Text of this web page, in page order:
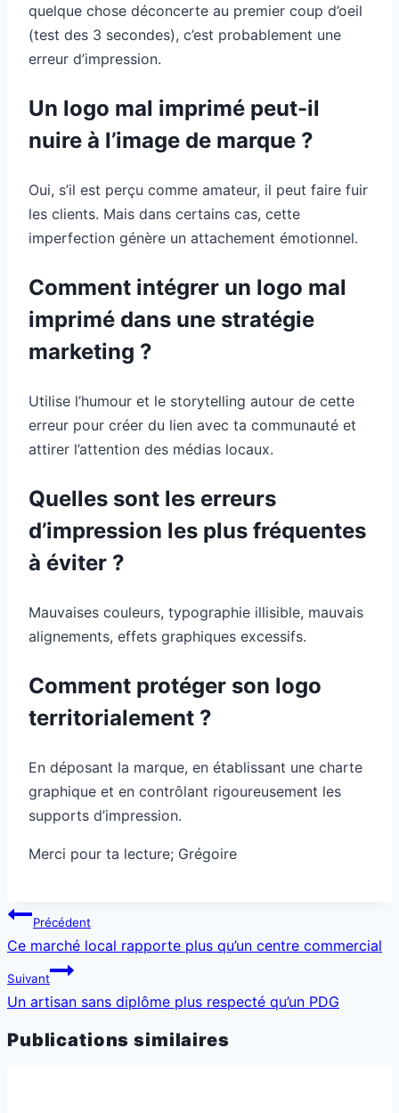
quelque chose déconcerte au premier coup d’oeil
(test des 3 secondes), c’est probablement une
erreur d’impression.
Un logo mal imprimé peut-il
nuire à l’image de marque ?
Oui, s’il est perçu comme amateur, il peut faire fuir
les clients. Mais dans certains cas, cette
imperfection génère un attachement émotionnel.
Comment intégrer un logo mal
imprimé dans une stratégie
marketing ?
Utilise l’humour et le storytelling autour de cette
erreur pour créer du lien avec ta communauté et
attirer l’attention des médias locaux.
Quelles sont les erreurs
d’impression les plus fréquentes
à éviter ?
Mauvaises couleurs, typographie illisible, mauvais
alignements, effets graphiques excessifs.
Comment protéger son logo
territorialement ?
En déposant la marque, en établissant une charte
graphique et en contrôlant rigoureusement les
supports d’impression.
Merci pour ta lecture; Grégoire
Navigation
de
l’article
Précédent
Ce marché local rapporte plus qu’un centre commercial
Suivant
Un artisan sans diplôme plus respecté qu’un PDG
Publications similaires